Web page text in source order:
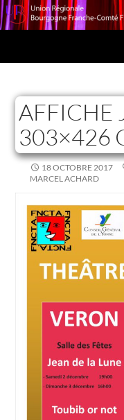
AFFICHE
303×426
18 OCTOBRE 2017
MARCEL ACHARD